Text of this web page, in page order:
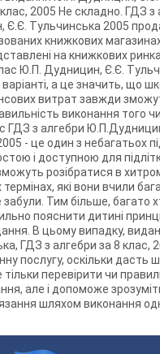
2005 Не складно. ГДЗ з
Є.Є. Тульчинська 2005
книжкових
на книжкових
Ю.П. Дудницин, Є.Є.
а це значить, що
витрат завжди
виконання того
ГДЗ з алгебри
- це один з небагатьох
і доступною для
розібратися в
які вони вчили
Тим більше, багато
пояснити дитині
В цьому випадку,
ГДЗ з алгебри за 8 клас,
послугу, оскільки дасть
перевірити чи
але і допоможе
шляхом виконання